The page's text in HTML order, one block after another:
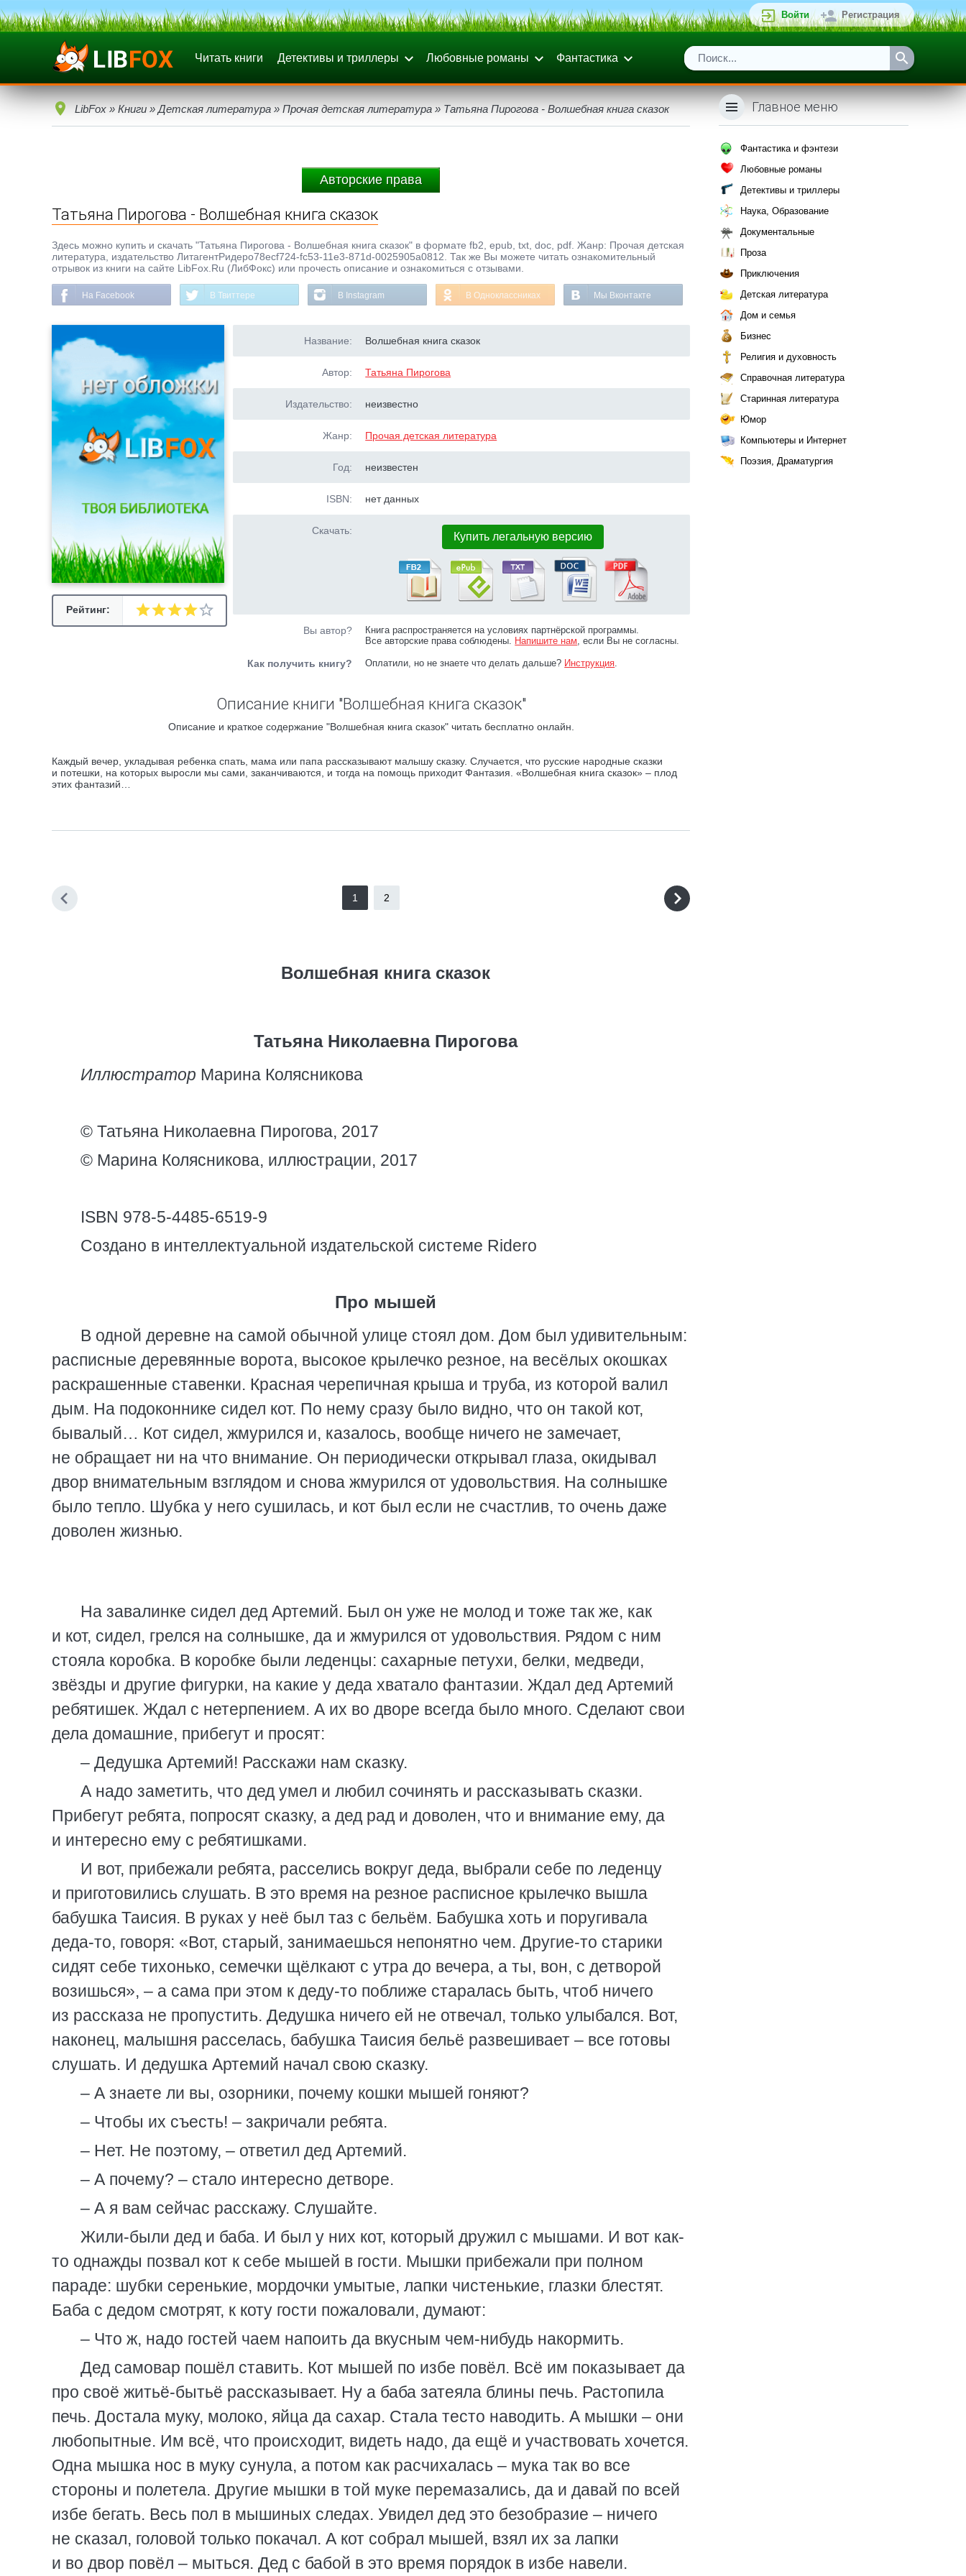
Войти Регистрация
Читать книги Детективы и триллеры Любовные романы Фантастика
LibFox » Книги » Детская литература » Прочая детская литература » Татьяна Пирогова - Волшебная книга сказок
Авторские права
Татьяна Пирогова - Волшебная книга сказок
Здесь можно купить и скачать "Татьяна Пирогова - Волшебная книга сказок" в формате fb2, epub, txt, doc, pdf. Жанр: Прочая детская
литература, издательство ЛитагентРидеро78ecf724-fc53-11e3-871d-0025905a0812. Так же Вы можете читать ознакомительный
отрывок из книги на сайте LibFox.Ru (ЛибФокс) или прочесть описание и ознакомиться с отзывами.
На Facebook В Твиттере В Instagram В Одноклассниках Мы Вконтакте
Рейтинг:
Название: Волшебная книга сказок
Автор: Татьяна Пирогова
Издательство: неизвестно
Жанр: Прочая детская литература
Год: неизвестен
ISBN: нет данных
Скачать: Купить легальную версию
Вы автор?
Книга распространяется на условиях партнёрской программы.
Все авторские права соблюдены. Напишите нам, если Вы не согласны.
Как получить книгу? Оплатили, но не знаете что делать дальше? Инструкция.
Описание книги "Волшебная книга сказок"
Описание и краткое содержание "Волшебная книга сказок" читать бесплатно онлайн.
Каждый вечер, укладывая ребенка спать, мама или папа рассказывают малышу сказку. Случается, что русские народные сказки
и потешки, на которых выросли мы сами, заканчиваются, и тогда на помощь приходит Фантазия. «Волшебная книга сказок» – плод
этих фантазий…
1 2
Волшебная книга сказок
Татьяна Николаевна Пирогова
Иллюстратор Марина Колясникова
© Татьяна Николаевна Пирогова, 2017
© Марина Колясникова, иллюстрации, 2017
ISBN 978-5-4485-6519-9
Создано в интеллектуальной издательской системе Ridero
Про мышей
В одной деревне на самой обычной улице стоял дом. Дом был удивительным:
расписные деревянные ворота, высокое крылечко резное, на весёлых окошках
раскрашенные ставенки. Красная черепичная крыша и труба, из которой валил
дым. На подоконнике сидел кот. По нему сразу было видно, что он такой кот,
бывалый… Кот сидел, жмурился и, казалось, вообще ничего не замечает,
не обращает ни на что внимание. Он периодически открывал глаза, окидывал
двор внимательным взглядом и снова жмурился от удовольствия. На солнышке
было тепло. Шубка у него сушилась, и кот был если не счастлив, то очень даже
доволен жизнью.
На завалинке сидел дед Артемий. Был он уже не молод и тоже так же, как
и кот, сидел, грелся на солнышке, да и жмурился от удовольствия. Рядом с ним
стояла коробка. В коробке были леденцы: сахарные петухи, белки, медведи,
звёзды и другие фигурки, на какие у деда хватало фантазии. Ждал дед Артемий
ребятишек. Ждал с нетерпением. А их во дворе всегда было много. Сделают свои
дела домашние, прибегут и просят:
– Дедушка Артемий! Расскажи нам сказку.
А надо заметить, что дед умел и любил сочинять и рассказывать сказки.
Прибегут ребята, попросят сказку, а дед рад и доволен, что и внимание ему, да
и интересно ему с ребятишками.
И вот, прибежали ребята, расселись вокруг деда, выбрали себе по леденцу
и приготовились слушать. В это время на резное расписное крылечко вышла
бабушка Таисия. В руках у неё был таз с бельём. Бабушка хоть и поругивала
деда-то, говоря: «Вот, старый, занимаешься непонятно чем. Другие-то старики
сидят себе тихонько, семечки щёлкают с утра до вечера, а ты, вон, с детворой
возишься», – а сама при этом к деду-то поближе старалась быть, чтоб ничего
из рассказа не пропустить. Дедушка ничего ей не отвечал, только улыбался. Вот,
наконец, малышня расселась, бабушка Таисия бельё развешивает – все готовы
слушать. И дедушка Артемий начал свою сказку.
– А знаете ли вы, озорники, почему кошки мышей гоняют?
– Чтобы их съесть! – закричали ребята.
– Нет. Не поэтому, – ответил дед Артемий.
– А почему? – стало интересно детворе.
– А я вам сейчас расскажу. Слушайте.
Жили-были дед и баба. И был у них кот, который дружил с мышами. И вот как-
то однажды позвал кот к себе мышей в гости. Мышки прибежали при полном
параде: шубки серенькие, мордочки умытые, лапки чистенькие, глазки блестят.
Баба с дедом смотрят, к коту гости пожаловали, думают:
– Что ж, надо гостей чаем напоить да вкусным чем-нибудь накормить.
Дед самовар пошёл ставить. Кот мышей по избе повёл. Всё им показывает да
про своё житьё-бытьё рассказывает. Ну а баба затеяла блины печь. Растопила
печь. Достала муку, молоко, яйца да сахар. Стала тесто наводить. А мышки – они
любопытные. Им всё, что происходит, видеть надо, да ещё и участвовать хочется.
Одна мышка нос в муку сунула, а потом как расчихалась – мука так во все
стороны и полетела. Другие мышки в той муке перемазались, да и давай по всей
избе бегать. Весь пол в мышиных следах. Увидел дед это безобразие – ничего
не сказал, головой только покачал. А кот собрал мышей, взял их за лапки
и во двор повёл – мыться. Дед с бабой в это время порядок в избе навели.
Главное меню
Фантастика и фэнтези
Любовные романы
Детективы и триллеры
Наука, Образование
Документальные
Проза
Приключения
Детская литература
Дом и семья
Бизнес
Религия и духовность
Справочная литература
Старинная литература
Юмор
Компьютеры и Интернет
Поэзия, Драматургия